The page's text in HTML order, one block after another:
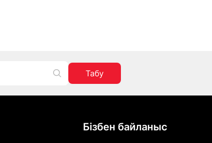
Табу
Бізбен байланыс